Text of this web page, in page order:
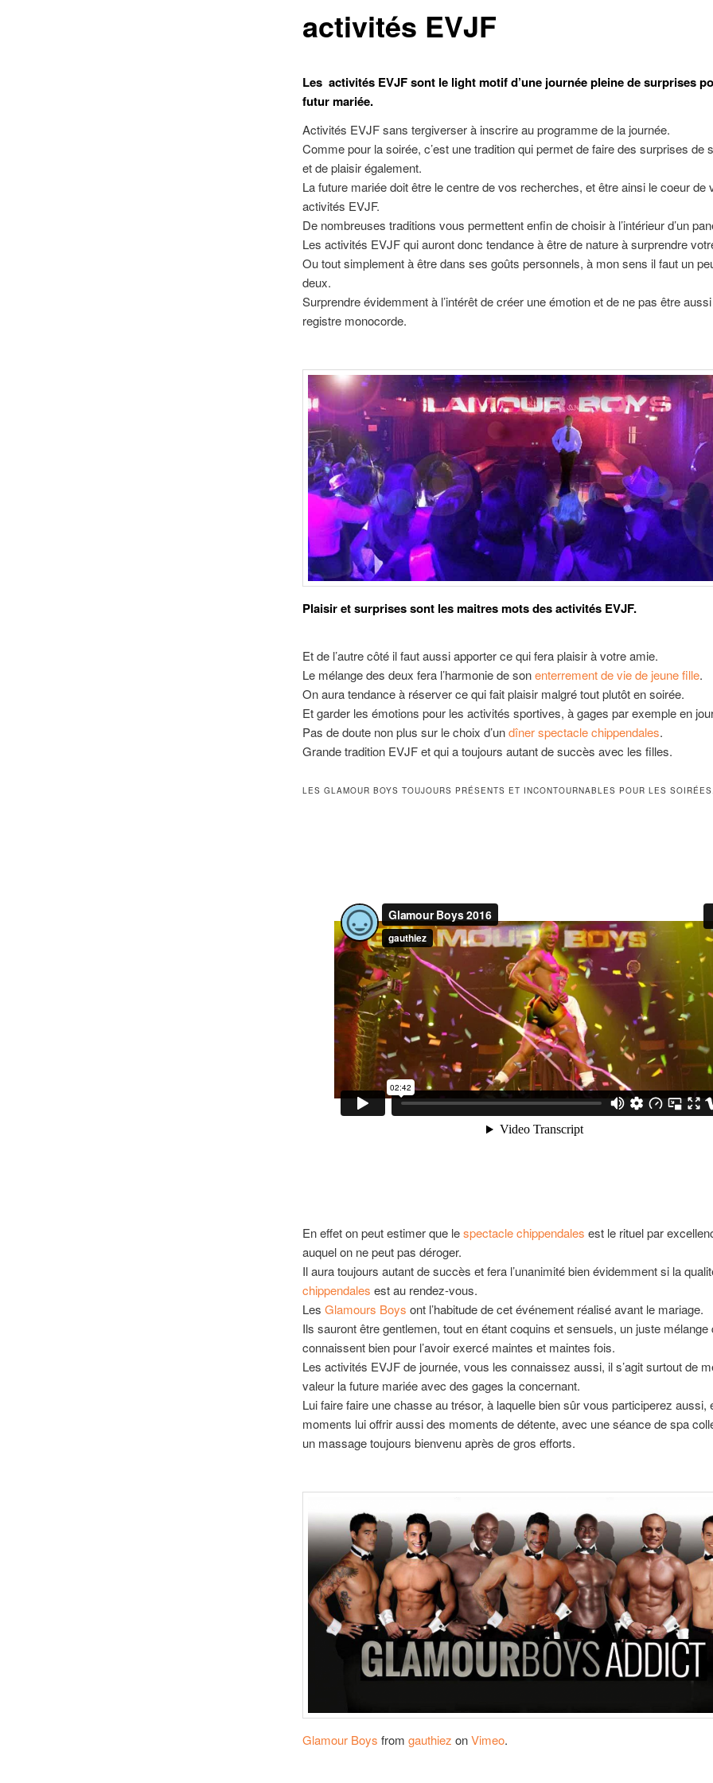
activités EVJF
Les activités EVJF sont le light motif d’une journée pleine de surprises
futur mariée.
Activités EVJF sans tergiverser à inscrire au programme de la journée.
Comme pour la soirée, c’est une tradition qui permet de faire des surprises de
et de plaisir également.
La future mariée doit être le centre de vos recherches, et être ainsi le coeur de
activités EVJF.
De nombreuses traditions vous permettent enfin de choisir à l’intérieur d’un
Les activités EVJF qui auront donc tendance à être de nature à surprendre
Ou tout simplement à être dans ses goûts personnels, à mon sens il faut un
deux.
Surprendre évidemment à l’intérêt de créer une émotion et de ne pas être
registre monocorde.
Plaisir et surprises sont les maitres mots des activités EVJF.
Et de l’autre côté il faut aussi apporter ce qui fera plaisir à votre amie.
Le mélange des deux fera l’harmonie de sonenterrement de vie de jeune fille.
On aura tendance à réserver ce qui fait plaisir malgré tout plutôt en soirée.
Et garder les émotions pour les activités sportives, à gages par exemple en
Pas de doute non plus sur le choix d’undîner spectacle chippendales.
Grande tradition EVJF et qui a toujours autant de succès avec les filles.
LES GLAMOUR BOYS TOUJOURS PRÉSENTS ET INCONTOURNABLES POUR LES
En effet on peut estimer que lespectacle chippendales est le rituel par
auquel on ne peut pas déroger.
Il aura toujours autant de succès et fera l’unanimité bien évidemment si la
chippendales est au rendez-vous.
Les Glamours Boys ont l’habitude de cet événement réalisé avant le mariage.
Ils sauront être gentlemen, tout en étant coquins et sensuels, un juste mélange
connaissent bien pour l’avoir exercé maintes et maintes fois.
Les activités EVJF de journée, vous les connaissez aussi, il s’agit surtout de
valeur la future mariée avec des gages la concernant.
Lui faire faire une chasse au trésor, à laquelle bien sûr vous participerez aussi,
moments lui offrir aussi des moments de détente, avec une séance de spa
un massage toujours bienvenu après de gros efforts.
Glamour Boys from gauthiez onVimeo.